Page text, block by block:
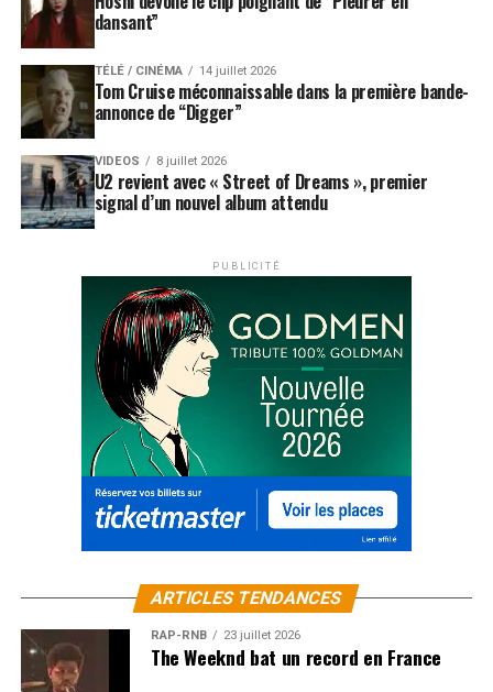
Dimanche, le Concerto n°5 pour piano dit
« L’Empereur » de Beethoven sera offert au public de
Paléoavec une interprétation au piano du virtuose
Peter Roesel.
SUJETS ASSOCIÉS: FRANCIS CABREL
FRANZ FERDINAND
LA RUE KETANOU
MOBY PALÉO FESTIVAL
THE PRODIGY
dansant”
TÉLÉ / CINÉMA 14 juillet 2026
Tom Cruise méconnaissable dans la première bande-
annonce de “Digger”
VIDEOS 8 juillet 2026
U2 revient avec « Street of Dreams », premier
signal d’un nouvel album attendu
PUBLICITÉ
ARTICLES TENDANCES
RAP-RNB 23 juillet 2026
The Weeknd bat un record en France